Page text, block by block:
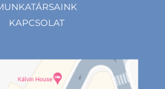
KAPCSOLAT